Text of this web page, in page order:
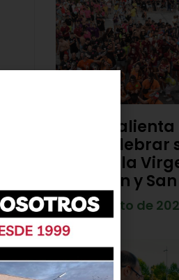
Viana
para celebrar
honor a la
Asunción y
4 de agosto de